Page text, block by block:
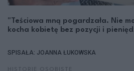
"Teściowa mną pogardzała. Nie
kocha kobietę bez pozycji i
SPISAŁA: JOANNA ŁUKOWSKA